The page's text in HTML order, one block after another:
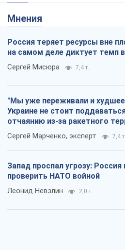
Мнения
Россия теряет ресурсы вне
на самом деле диктует темп
Сергей Мисюра 7,4 т.
"Мы уже переживали и
Украине не стоит
отчаянию из-за ракетного
Сергей Марченко, эксперт 7,4 т.
Запад проспал угрозу:
проверить НАТО войной
Леонид Невзлин 2,0 т.